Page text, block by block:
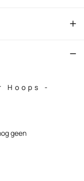
Hoops -
geen